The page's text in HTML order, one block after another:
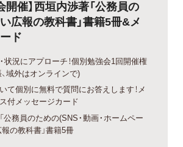
開催】西垣内渉著「公務員の
広報の教科書」書籍5冊&メ
ド
状況にアプローチ！個別勉強会1回開催権
域外はオンラインで)
て個別に無料で質問にお答えします！メ
付メッセージカード
公務員のための(SNS・動画・ホームペー
の教科書」書籍5冊